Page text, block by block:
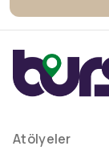
Atölyeler